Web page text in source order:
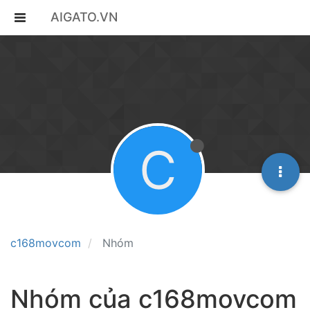
AIGATO.VN
c168movcom Nhóm
C
Nhóm của c168movcom